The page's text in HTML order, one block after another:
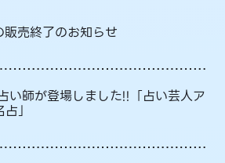
売終了のお知らせ
い師が登場しました!!「占い芸人ア
」